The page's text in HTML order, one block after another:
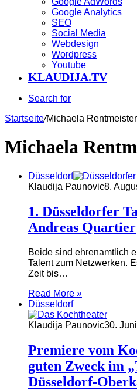
Google Analytics
SEO
Social Media
Webdesign
Wordpress
Youtube
KLAUDIJA.TV
Search for
Startseite/Michaela Rentmeister
Michaela
Düsseldorf
Klaudija Paunovic8.
1. Düsseldorfer
Andreas Quartier
Beide sind ehrenamtlich
Talent zum Netzwerken.
Zeit bis…
Read More »
Düsseldorf
Klaudija Paunovic30.
Premiere vom
guten Zweck im
Düsseldorf-